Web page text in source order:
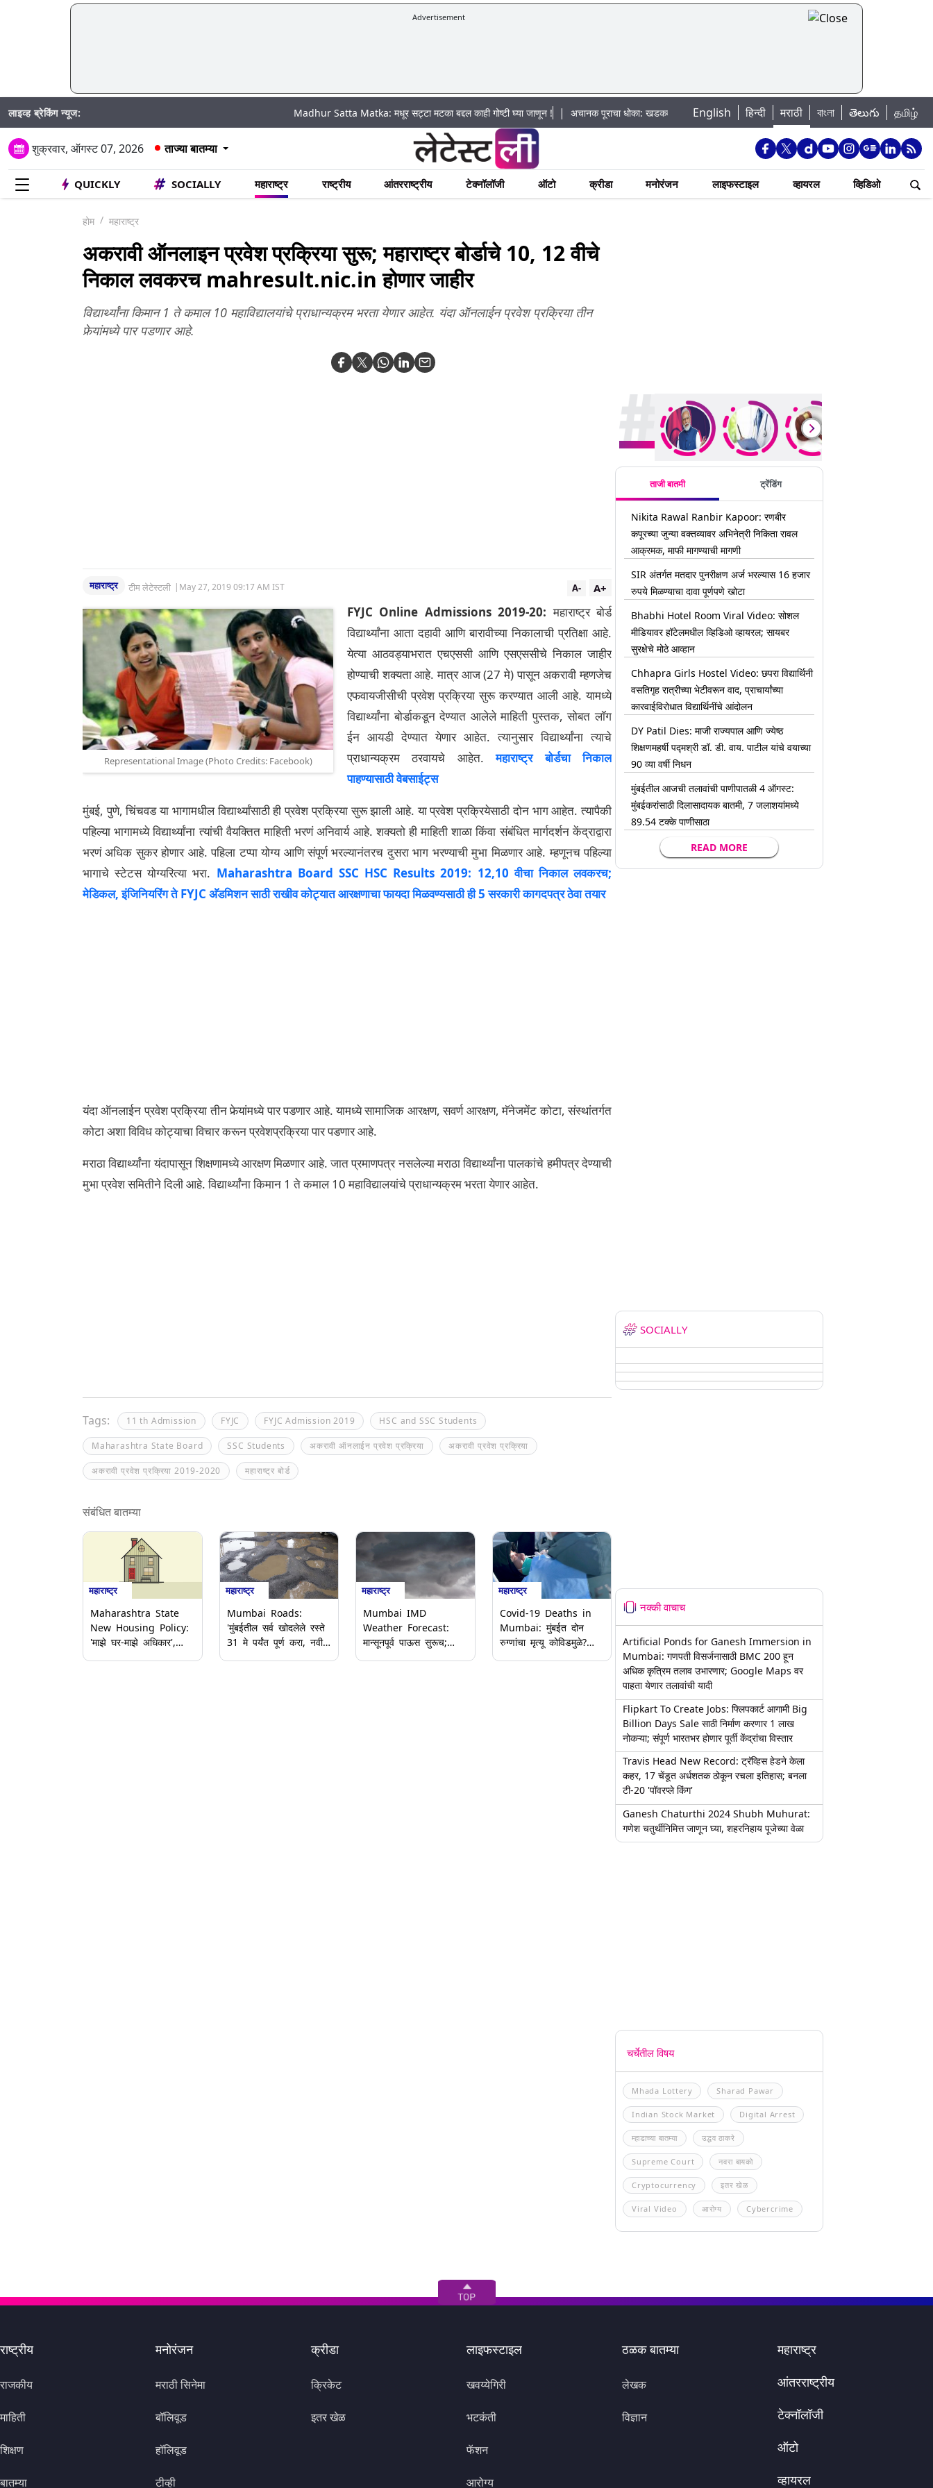
Advertisement
लाइव्ह ब्रेकिंग न्यूज: Madhur Satta Matka: मधूर सट्टा मटका बद्दल काही गोष्टी घ्या जाणून !|अचानक पूराचा धोका: खडकवासला धरणातून मुठानदी पात्रात विसर्ग सुरु; नागरिकांना नदीपात्रात न उतरण्याचे
English हिन्दी मराठी বাংলা తెలుగు தமிழ்
शुक्रवार, ऑगस्ट 07, 2026 ताज्या बातम्या
QUICKLY SOCIALLY महाराष्ट्र राष्ट्रीय आंतरराष्ट्रीय टेक्नॉलॉजी ऑटो क्रीडा मनोरंजन लाइफस्टाइल व्हायरल व्हिडिओ
होम महाराष्ट्र
अकरावी ऑनलाइन प्रवेश प्रक्रिया सुरू; महाराष्ट्र बोर्डाचे 10, 12 वीचे
निकाल लवकरच mahresult.nic.in होणार जाहीर
विद्यार्थ्यांना किमान 1 ते कमाल 10 महाविद्यालयांचे प्राधान्यक्रम भरता येणार आहेत. यंदा ऑनलाईन प्रवेश प्रक्रिया तीन
फेर्‍यांमध्ये पार पडणार आहे.
महाराष्ट्र टीम लेटेस्टली | May 27, 2019 09:17 AM IST A+
A-
Representational Image (Photo Credits: Facebook)
FYJC Online Admissions 2019-20: महाराष्ट्र बोर्ड
विद्यार्थ्यांना आता दहावी आणि बारावीच्या निकालाची प्रतिक्षा आहे.
येत्या आठवड्याभरात एचएससी आणि एसएससीचे निकाल जाहीर
होण्याची शक्यता आहे. मात्र आज (27 मे) पासून अकरावी म्हणजेच
एफवायजीसीची प्रवेश प्रक्रिया सुरू करण्यात आली आहे. यामध्ये
विद्यार्थ्यांना बोर्डाकडून देण्यात आलेले माहिती पुस्तक, सोबत लॉग
ईन आयडी देण्यात येणार आहेत. त्यानुसार विद्यार्थ्यांना त्याचे
प्राधान्यक्रम ठरवायचे आहेत.
महाराष्ट्र बोर्डचा निकाल
पाहण्यासाठी वेबसाईट्स
मुंबई, पुणे, चिंचवड या भागामधील विद्यार्थ्यांसाठी ही प्रवेश प्रक्रिया सुरू झाली आहे. या प्रवेश प्रक्रियेसाठी दोन भाग आहेत. त्यापैकी
पहिल्या भागामध्ये विद्यार्थ्यांना त्यांची वैयक्तित माहिती भरणं अनिवार्य आहे. शक्यतो ही माहिती शाळा किंवा संबंधित मार्गदर्शन केंद्राद्वारा
भरणं अधिक सुकर होणार आहे. पहिला टप्पा योग्य आणि संपूर्ण भरल्यानंतरच दुसरा भाग भरण्याची मुभा मिळणार आहे. म्हणूनच पहिल्या
भागाचे स्टेटस योग्यरित्या भरा. Maharashtra Board SSC HSC Results 2019: 12,10 वीचा निकाल लवकरच;
मेडिकल, इंजिनियरिंग ते FYJC अ‍ॅडमिशन साठी राखीव कोट्यात आरक्षणाचा फायदा मिळवण्यसाठी ही 5 सरकारी कागदपत्र ठेवा तयार
यंदा ऑनलाईन प्रवेश प्रक्रिया तीन फेर्‍यांमध्ये पार पडणार आहे. यामध्ये सामाजिक आरक्षण, सवर्ण आरक्षण, मॅनेजमेंट कोटा, संस्थांतर्गत
कोटा अशा विविध कोट्याचा विचार करून प्रवेशप्रक्रिया पार पडणार आहे.
मराठा विद्यार्थ्यांना यंदापासून शिक्षणामध्ये आरक्षण मिळणार आहे. जात प्रमाणपत्र नसलेल्या मराठा विद्यार्थ्यांना पालकांचे हमीपत्र देण्याची
मुभा प्रवेश समितीने दिली आहे. विद्यार्थ्यांना किमान 1 ते कमाल 10 महाविद्यालयांचे प्राधान्यक्रम भरता येणार आहेत.
Tags: 11 th Admission FYJC FYJC Admission 2019 HSC and SSC Students
Maharashtra State Board SSC Students अकरावी ऑनलाईन प्रवेश प्रक्रिया अकरावी प्रवेश प्रक्रिया
अकरावी प्रवेश प्रक्रिया 2019-2020 महाराष्ट्र बोर्ड
संबंधित बातम्या
महाराष्ट्र
Maharashtra State
New Housing Policy:
'माझे घर-माझे अधिकार',
महाराष्ट्र
Mumbai Roads:
'मुंबईतील सर्व खोदलेले रस्ते
31 मे पर्यंत पूर्ण करा, नवीन
महाराष्ट्र
Mumbai IMD
Weather Forecast:
मान्सूनपूर्व पाऊस सुरूच;
महाराष्ट्र
Covid-19 Deaths in
Mumbai: मुंबईत दोन
रुग्णांचा मृत्यू कोविडमुळे?
ताजी बातमी ट्रेंडिंग
Nikita Rawal Ranbir Kapoor: रणबीर
कपूरच्या जुन्या वक्तव्यावर अभिनेत्री निकिता रावल
आक्रमक, माफी मागण्याची मागणी
SIR अंतर्गत मतदार पुनरीक्षण अर्ज भरल्यास 16 हजार
रुपये मिळण्याचा दावा पूर्णपणे खोटा
Bhabhi Hotel Room Viral Video: सोशल
मीडियावर हॉटेलमधील व्हिडिओ व्हायरल; सायबर
सुरक्षेचे मोठे आव्हान
Chhapra Girls Hostel Video: छपरा विद्यार्थिनी
वसतिगृह रात्रीच्या भेटीवरून वाद, प्राचार्यांच्या
कारवाईविरोधात विद्यार्थिनींचे आंदोलन
DY Patil Dies: माजी राज्यपाल आणि ज्येष्ठ
शिक्षणमहर्षी पद्मश्री डॉ. डी. वाय. पाटील यांचे वयाच्या
90 व्या वर्षी निधन
मुंबईतील आजची तलावांची पाणीपातळी 4 ऑगस्ट:
मुंबईकरांसाठी दिलासादायक बातमी, 7 जलाशयांमध्ये
89.54 टक्के पाणीसाठा
READ MORE
SOCIALLY
नक्की वाचाच
Artificial Ponds for Ganesh Immersion in
Mumbai: गणपती विसर्जनासाठी BMC 200 हून
अधिक कृत्रिम तलाव उभारणार; Google Maps वर
पाहता येणार तलावांची यादी
Flipkart To Create Jobs: फ्लिपकार्ट आगामी Big
Billion Days Sale साठी निर्माण करणार 1 लाख
नोकऱ्या; संपूर्ण भारतभर होणार पूर्ती केंद्रांचा विस्तार
Travis Head New Record: ट्रॅव्हिस हेडने केला
कहर, 17 चेंडूत अर्धशतक ठोकून रचला इतिहास; बनला
टी-20 'पॉवरप्ले किंग'
Ganesh Chaturthi 2024 Shubh Muhurat:
गणेश चतुर्थीनिमित्त जाणून घ्या, शहरनिहाय पूजेच्या वेळा
चर्चेतील विषय
Mhada Lottery Sharad Pawar
Indian Stock Market Digital Arrest
म्हाडाच्या बातम्या उद्धव ठाकरे
Supreme Court नवरा बायको
Cryptocurrency इतर खेळ
Viral Video आरोग्य Cybercrime
राष्ट्रीय
राजकीय
माहिती
शिक्षण
बातम्या
मनोरंजन
मराठी सिनेमा
बॉलिवूड
हॉलिवूड
टीव्ही
क्रीडा
क्रिकेट
इतर खेळ
लाइफस्टाइल
खवय्येगिरी
भटकंती
फॅशन
आरोग्य
ठळक बातम्या
लेखक
विज्ञान
महाराष्ट्र
आंतरराष्ट्रीय
टेक्नॉलॉजी
ऑटो
व्हायरल